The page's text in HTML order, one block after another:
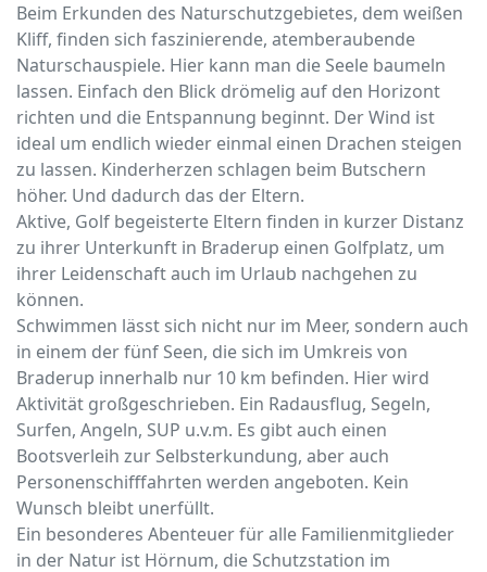
Beim Erkunden des Naturschutzgebietes, dem weißen
Kliff, finden sich faszinierende, atemberaubende
Naturschauspiele. Hier kann man die Seele baumeln
lassen. Einfach den Blick drömelig auf den Horizont
richten und die Entspannung beginnt. Der Wind ist
ideal um endlich wieder einmal einen Drachen steigen
zu lassen. Kinderherzen schlagen beim Butschern
höher. Und dadurch das der Eltern.
Aktive, Golf begeisterte Eltern finden in kurzer Distanz
zu ihrer Unterkunft in Braderup einen Golfplatz, um
ihrer Leidenschaft auch im Urlaub nachgehen zu
können.
Schwimmen lässt sich nicht nur im Meer, sondern auch
in einem der fünf Seen, die sich im Umkreis von
Braderup innerhalb nur 10 km befinden. Hier wird
Aktivität großgeschrieben. Ein Radausflug, Segeln,
Surfen, Angeln, SUP u.v.m. Es gibt auch einen
Bootsverleih zur Selbsterkundung, aber auch
Personenschifffahrten werden angeboten. Kein
Wunsch bleibt unerfüllt.
Ein besonderes Abenteuer für alle Familienmitglieder
in der Natur ist Hörnum, die Schutzstation im